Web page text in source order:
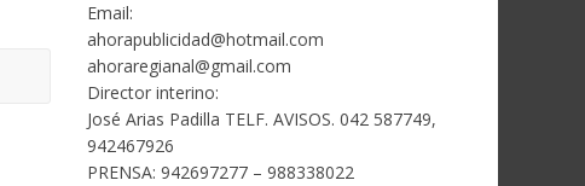
Email:
ahorapublicidad@hotmail.com
ahoraregianal@gmail.com
Director interino:
José Arias Padilla TELF. AVISOS. 042 587749,
942467926
PRENSA: 942697277 – 988338022